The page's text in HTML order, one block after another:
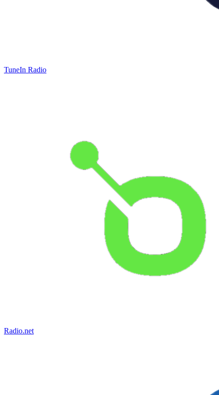
TuneIn Radio
Radio.net